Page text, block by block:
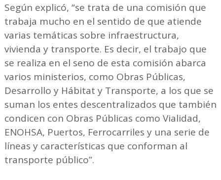
Según explicó, “se trata de una comisión que
trabaja mucho en el sentido de que atiende
varias temáticas sobre infraestructura,
vivienda y transporte. Es decir, el trabajo que
se realiza en el seno de esta comisión abarca
varios ministerios, como Obras Públicas,
Desarrollo y Hábitat y Transporte, a los que se
suman los entes descentralizados que también
condicen con Obras Públicas como Vialidad,
ENOHSA, Puertos, Ferrocarriles y una serie de
líneas y características que conforman al
transporte público”.